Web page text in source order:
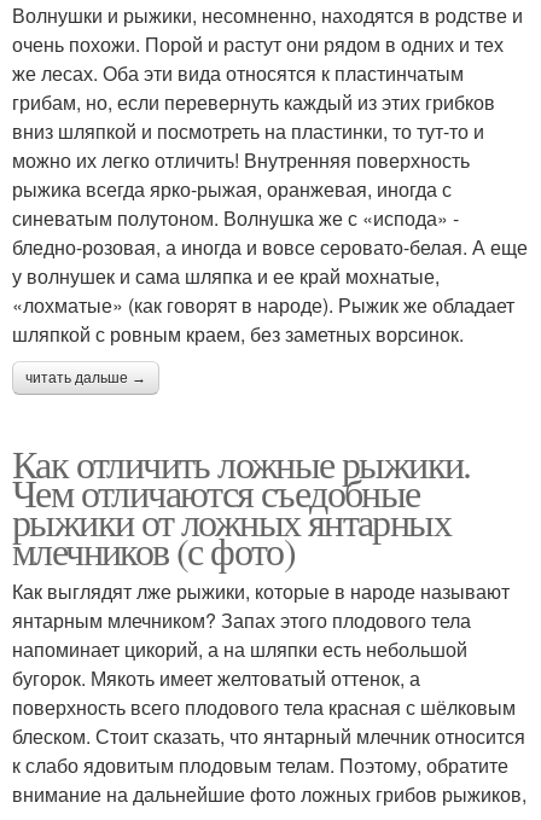
Волнушки и рыжики, несомненно, находятся в родстве и
очень похожи. Порой и растут они рядом в одних и тех
же лесах. Оба эти вида относятся к пластинчатым
грибам, но, если перевернуть каждый из этих грибков
вниз шляпкой и посмотреть на пластинки, то тут-то и
можно их легко отличить! Внутренняя поверхность
рыжика всегда ярко-рыжая, оранжевая, иногда с
синеватым полутоном. Волнушка же с «испода» -
бледно-розовая, а иногда и вовсе серовато-белая. А еще
у волнушек и сама шляпка и ее край мохнатые,
«лохматые» (как говорят в народе). Рыжик же обладает
шляпкой с ровным краем, без заметных ворсинок.
читать дальше →
Как отличить ложные рыжики.
Чем отличаются съедобные
рыжики от ложных янтарных
млечников (с фото)
Как выглядят лже рыжики, которые в народе называют
янтарным млечником? Запах этого плодового тела
напоминает цикорий, а на шляпки есть небольшой
бугорок. Мякоть имеет желтоватый оттенок, а
поверхность всего плодового тела красная с шёлковым
блеском. Стоит сказать, что янтарный млечник относится
к слабо ядовитым плодовым телам. Поэтому, обратите
внимание на дальнейшие фото ложных грибов рыжиков,